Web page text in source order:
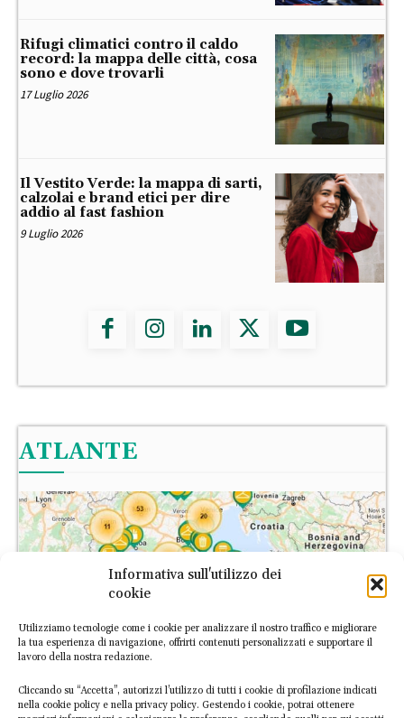
Informativa sull'utilizzo dei
cookie
Utilizziamo tecnologie come i cookie per analizzare il nostro traffico e migliorare
la tua esperienza di navigazione, offrirti contenuti personalizzati e supportare il
lavoro della nostra redazione.
Cliccando su “Accetta”, autorizzi l’utilizzo di tutti i cookie di profilazione indicati
nella cookie policy e nella privacy policy. Gestendo i cookie, potrai ottenere
Rifugi climatici contro il caldo
record: la mappa delle città, cosa
sono e dove trovarli
17 Luglio 2026
Il Vestito Verde: la mappa di sarti,
calzolai e brand etici per dire
addio al fast fashion
9 Luglio 2026
ATLANTE